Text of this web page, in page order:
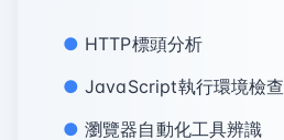
HTTP標頭分析
JavaScript執行環境檢查
瀏覽器自動化工具辨識